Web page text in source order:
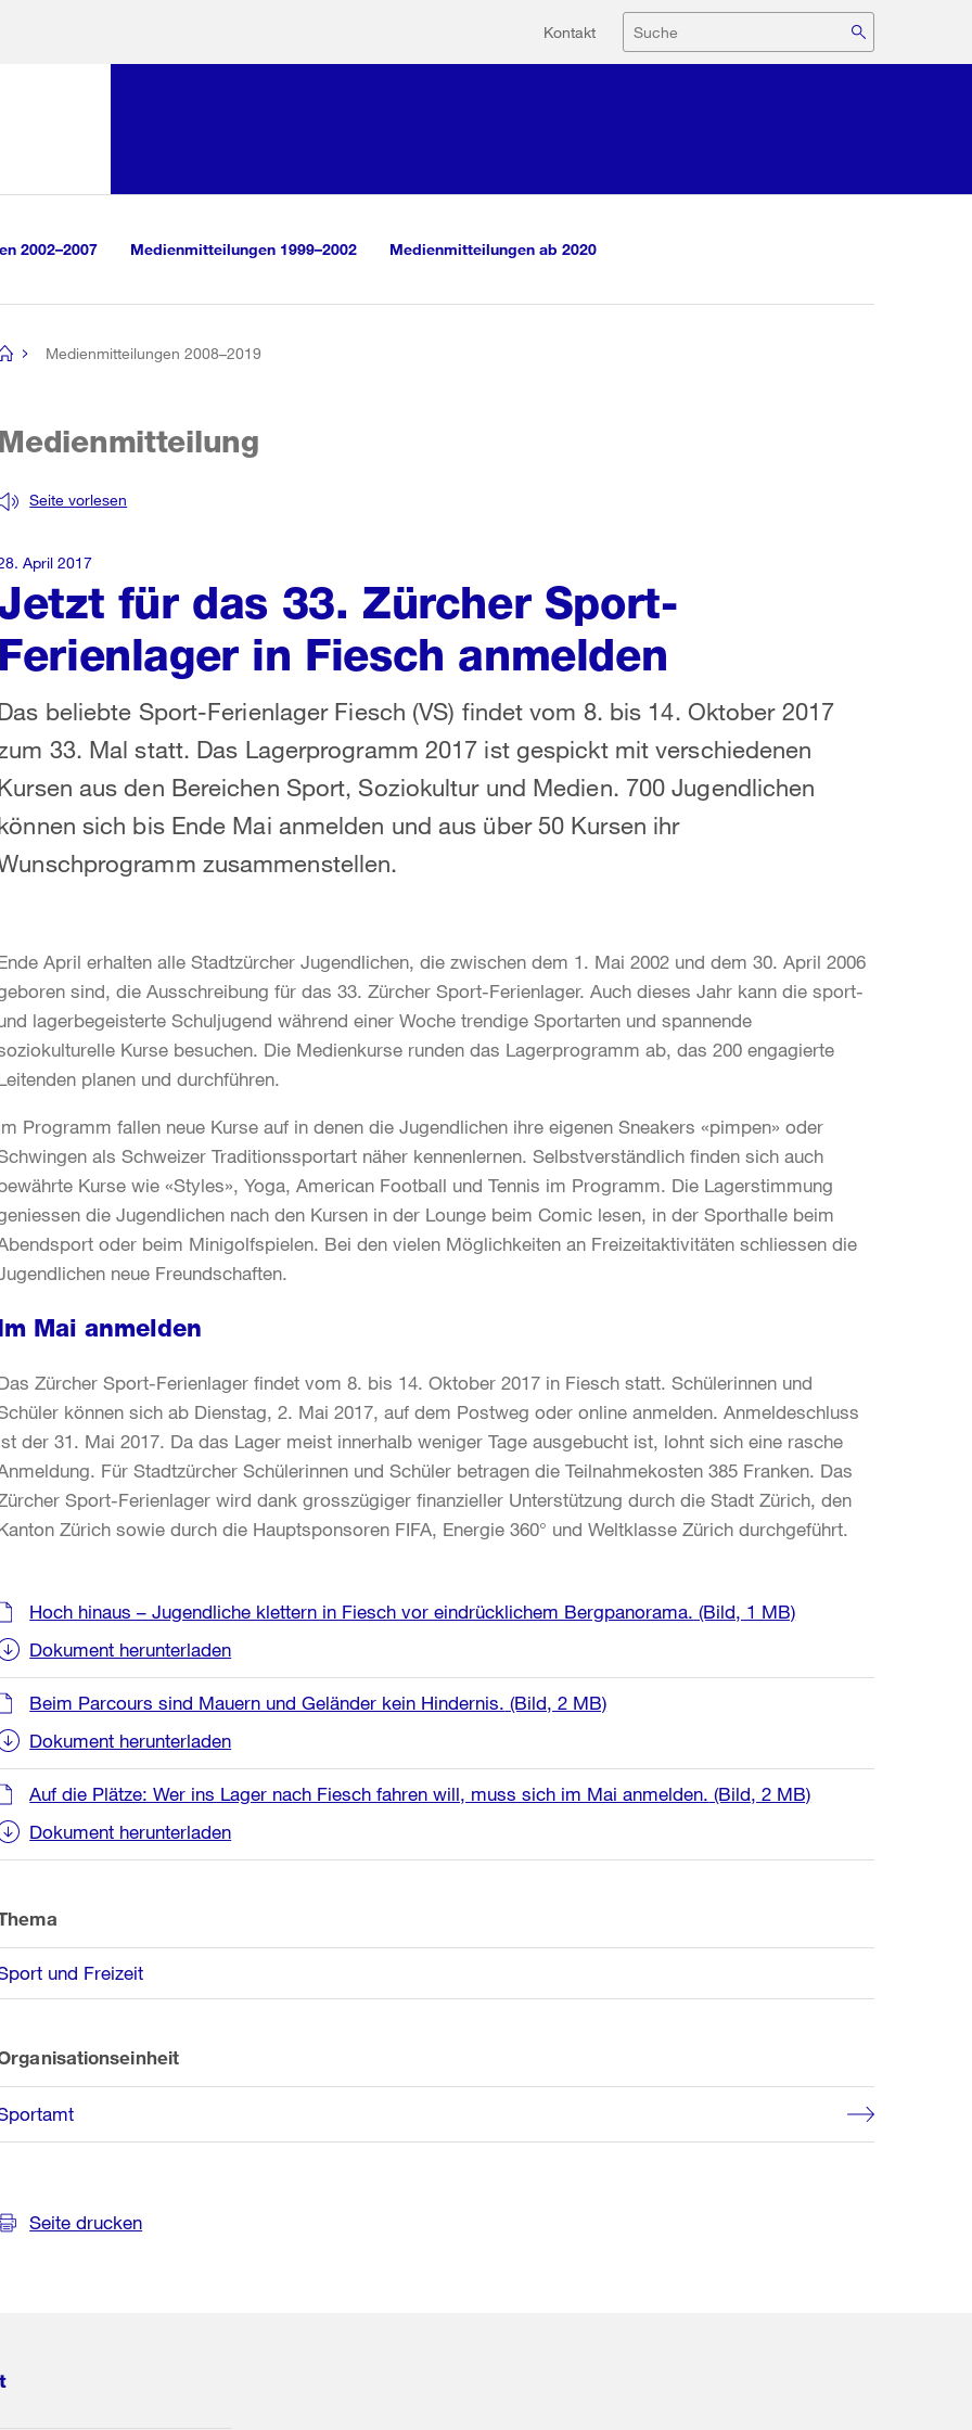
Hilfsnavigation
Kontakt Suche
2002–2007 Medienmitteilungen 1999–2002 Medienmitteilungen ab 2020
Medienmitteilungen 2008–2019
für das 33. Zürcher Sport-
Ferienlager in Fiesch anmelden
Seite vorlesen
beliebte Sport-Ferienlager Fiesch (VS) findet vom 8. bis 14. Oktober 2017
33. Mal statt. Das Lagerprogramm 2017 ist gespickt mit verschiedenen
aus den Bereichen Sport, Soziokultur und Medien. 700 Jugendlichen
sich bis Ende Mai anmelden und aus über 50 Kursen ihr
zusammenstellen.
April 2017
April erhalten alle Stadtzürcher Jugendlichen, die zwischen dem 1. Mai 2002 und dem 30. April 2006
sind, die Ausschreibung für das 33. Zürcher Sport-Ferienlager. Auch dieses Jahr kann die sport-
lagerbegeisterte Schuljugend während einer Woche trendige Sportarten und spannende
Kurse besuchen. Die Medienkurse runden das Lagerprogramm ab, das 200 engagierte
planen und durchführen.
Programm fallen neue Kurse auf in denen die Jugendlichen ihre eigenen Sneakers «pimpen» oder
als Schweizer Traditionssportart näher kennenlernen. Selbstverständlich finden sich auch
Kurse wie «Styles», Yoga, American Football und Tennis im Programm. Die Lagerstimmung
die Jugendlichen nach den Kursen in der Lounge beim Comic lesen, in der Sporthalle beim
oder beim Minigolfspielen. Bei den vielen Möglichkeiten an Freizeitaktivitäten schliessen die
neue Freundschaften.
Mai anmelden
Zürcher Sport-Ferienlager findet vom 8. bis 14. Oktober 2017 in Fiesch statt. Schülerinnen und
können sich ab Dienstag, 2. Mai 2017, auf dem Postweg oder online anmelden. Anmeldeschluss
der 31. Mai 2017. Da das Lager meist innerhalb weniger Tage ausgebucht ist, lohnt sich eine rasche
Für Stadtzürcher Schülerinnen und Schüler betragen die Teilnahmekosten 385 Franken. Das
Sport-Ferienlager wird dank grosszügiger finanzieller Unterstützung durch die Stadt Zürich, den
Zürich sowie durch die Hauptsponsoren FIFA, Energie 360° und Weltklasse Zürich durchgeführt.
Hoch hinaus – Jugendliche klettern in Fiesch vor eindrücklichem Bergpanorama. (Bild, 1 MB)
Dokument herunterladen
Beim Parcours sind Mauern und Geländer kein Hindernis. (Bild, 2 MB)
Dokument herunterladen
Auf die Plätze: Wer ins Lager nach Fiesch fahren will, muss sich im Mai anmelden. (Bild, 2 MB)
Dokument herunterladen
und Freizeit
Seite drucken